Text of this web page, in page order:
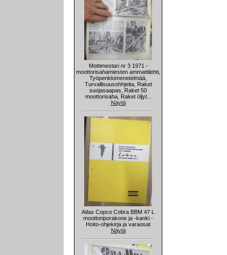
Mottimestari nr 3 1971 -
moottorisahamiesten ammattilehti,
Työpenkkimenetelmää,
Turvallisuusohhjeita, Raket
suojasaapas, Raket 50
moottorisaha, Raket öljyt...
Näytä
Atlas Copco Cobra BBM 47 L
moottoriporakone ja -kanki -
Hoito-ohjekirja ja varaosat
Näytä